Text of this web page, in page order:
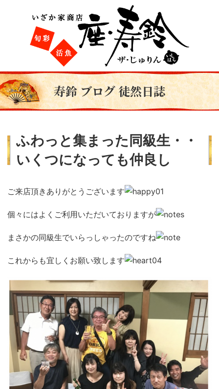
寿鈴 ブログ 徒然日誌
ふわっと集まった同級生・・
いくつになっても仲良し
ご来店頂きありがとうございます
個々にはよくご利用いただいておりますが
まさかの同級生でいらっしゃったのですね
これからも宜しくお願い致します